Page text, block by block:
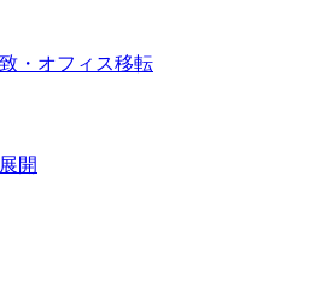
・オフィス移転
開